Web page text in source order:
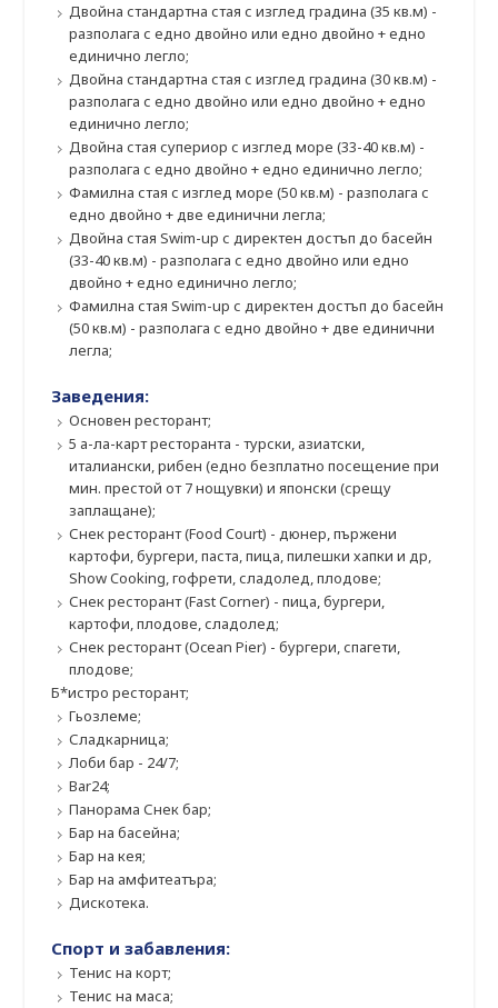
Двойна стандартна стая с изглед градина (35 кв.м) -
разполага с едно двойно или едно двойно + едно
единично легло;
Двойна стандартна стая с изглед градина (30 кв.м) -
разполага с едно двойно или едно двойно + едно
единично легло;
Двойна стая супериор с изглед море (33-40 кв.м) -
разполага с едно двойно + едно единично легло;
Фамилна стая с изглед море (50 кв.м) - разполага с
едно двойно + две единични легла;
Двойна стая Swim-up с директен достъп до басейн
(33-40 кв.м) - разполага с едно двойно или едно
двойно + едно единично легло;
Фамилна стая Swim-up с директен достъп до басейн
(50 кв.м) - разполага с едно двойно + две единични
легла;
Заведения:
Основен ресторант;
5 а-ла-карт ресторанта - турски, азиатски,
италиански, рибен (едно безплатно посещение при
мин. престой от 7 нощувки) и японски (срещу
заплащане);
Снек ресторант (Food Court) - дюнер, пържени
картофи, бургери, паста, пица, пилешки хапки и др,
Show Cooking, гофрети, сладолед, плодове;
Снек ресторант (Fast Corner) - пица, бургери,
картофи, плодове, сладолед;
Снек ресторант (Ocean Pier) - бургери, спагети,
плодове;
Б*истро ресторант;
Гьозлеме;
Сладкарница;
Лоби бар - 24/7;
Bar24;
Панорама Снек бар;
Бар на басейна;
Бар на кея;
Бар на амфитеатъра;
Дискотека.
Спорт и забавления:
Тенис на корт;
Тенис на маса;